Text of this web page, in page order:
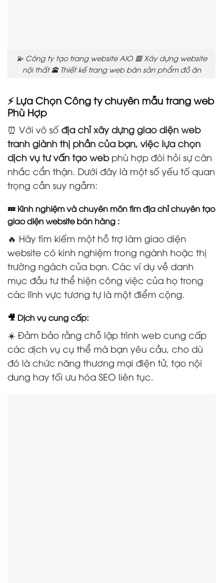
💫 Công ty tạo trang website AIO 🟥 Xây dựng website
nội thất 🕋 Thiết kế trang web bán sản phẩm đồ ăn
⚡ Lựa Chọn Công ty chuyên mẫu trang web
Phù Hợp
⏰ Với vô số địa chỉ xây dựng giao diện web
tranh giành thị phần của bạn, việc lựa chọn
dịch vụ tư vấn tạo webphù hợp đòi hỏi sự cân
nhắc cẩn thận. Dưới đây là một số yếu tố quan
trọng cần suy ngẫm:
💤 Kinh nghiệm và chuyên môn tìm địa chỉ chuyên tạo
giao diện website bán hàng :
🔥 Hãy tìm kiếm một hỗ trợ làm giao diện
website có kinh nghiệm trong ngành hoặc thị
trường ngách của bạn. Các ví dụ về danh
mục đầu tư thể hiện công việc của họ trong
các lĩnh vực tương tự là một điểm cộng.
🎥 Dịch vụ cung cấp:
☀️ Đảm bảo rằng chỗ lập trình web cung cấp
các dịch vụ cụ thể mà bạn yêu cầu, cho dù
đó là chức năng thương mại điện tử, tạo nội
dung hay tối ưu hóa SEO liên tục.